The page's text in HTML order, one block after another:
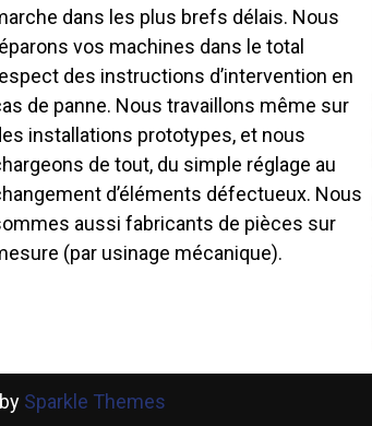
dans les plus brefs délais. Nous
vos machines dans le total
des instructions d’intervention en
de panne. Nous travaillons même sur
installations prototypes, et nous
de tout, du simple réglage au
d’éléments défectueux. Nous
aussi fabricants de pièces sur
(par usinage mécanique).
Sparkle Themes